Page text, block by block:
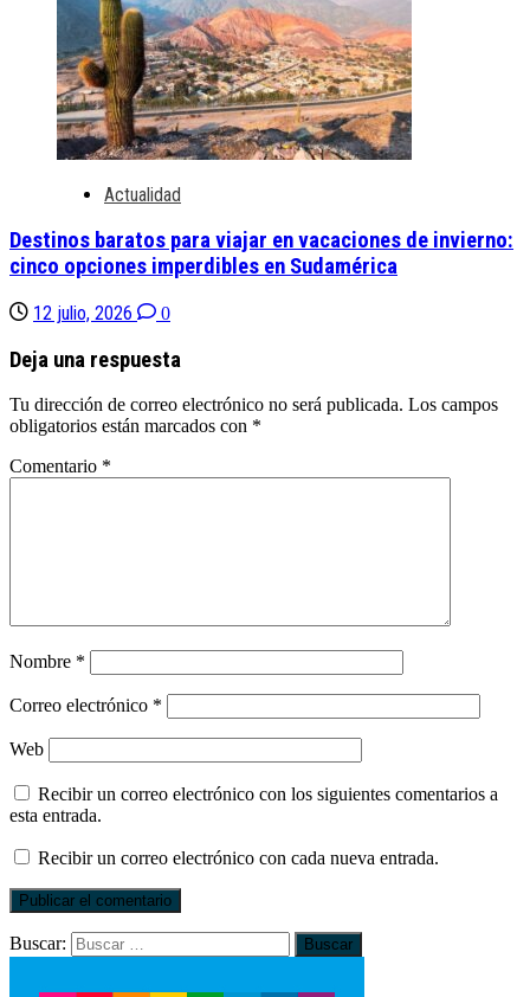
Actualidad
Destinos baratos para viajar en vacaciones de invierno:
cinco opciones imperdibles en Sudamérica
12 julio, 2026 0
Deja una respuesta
Tu dirección de correo electrónico no será publicada. Los campos
obligatorios están marcados con *
Comentario *
Nombre *
Correo electrónico *
Web
Recibir un correo electrónico con los siguientes comentarios a
esta entrada.
Recibir un correo electrónico con cada nueva entrada.
Buscar: